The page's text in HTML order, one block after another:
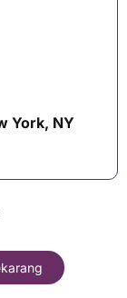
York, NY